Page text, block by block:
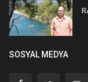
SOSYAL MEDYA